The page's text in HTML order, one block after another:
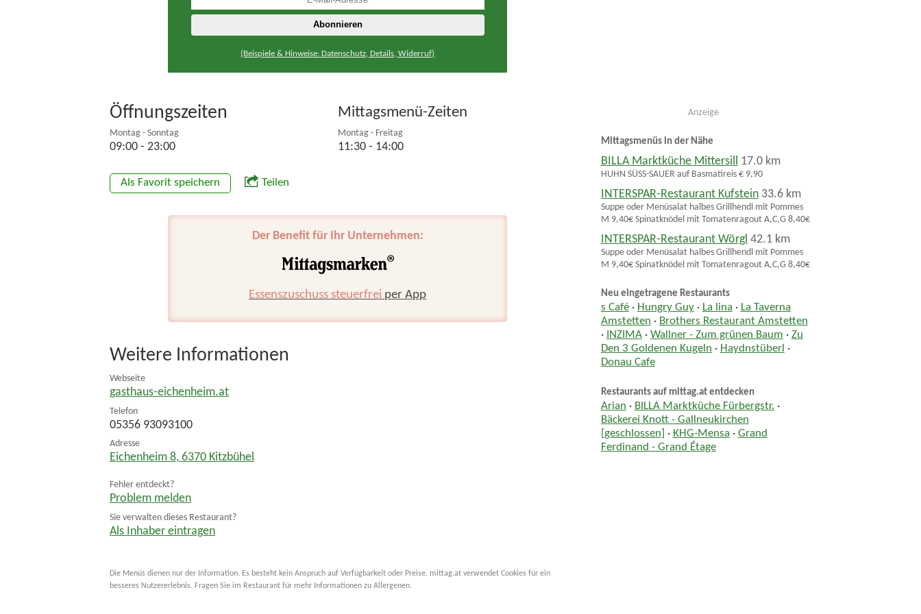
(Beispiele & Hinweise: Datenschutz, Details, Widerruf)
Öffnungszeiten
Montag - Sonntag
09:00 - 23:00
Mittagsmenü-Zeiten
Montag - Freitag
11:30 - 14:00
Als Favorit speichern Teilen
Der Benefit für Ihr Unternehmen:
Essenszuschuss steuerfrei per App
Weitere Informationen
Webseite
gasthaus-eichenheim.at
Telefon
05356 93093100
Adresse
Eichenheim 8, 6370 Kitzbühel
Fehler entdeckt?
Problem melden
Sie verwalten dieses Restaurant?
Als Inhaber eintragen
Die Menüs dienen nur der Information. Es besteht kein Anspruch auf Verfügbarkeit oder Preise. mittag.at verwendet Cookies für ein
besseres Nutzererlebnis. Fragen Sie im Restaurant für mehr Informationen zu Allergenen.
Anzeige
Mittagsmenüs in der Nähe
BILLA Marktküche Mittersill 17.0 km
HUHN SÜSS-SAUER auf Basmatireis € 9,90
INTERSPAR-Restaurant Kufstein 33.6 km
Suppe oder Menüsalat halbes Grillhendl mit Pommes
M 9,40€ Spinatknödel mit Tomatenragout A,C,G 8,40€
INTERSPAR-Restaurant Wörgl 42.1 km
Suppe oder Menüsalat halbes Grillhendl mit Pommes
M 9,40€ Spinatknödel mit Tomatenragout A,C,G 8,40€
Neu eingetragene Restaurants
s Café· Hungry Guy· La lina · La Taverna
Amstetten · Brothers Restaurant Amstetten
· INZIMA· Wallner - Zum grünen Baum · Zu
Den 3 Goldenen Kugeln · Haydnstüberl ·
Donau Cafe
Restaurants auf mittag.at entdecken
Arian · BILLA Marktküche Fürbergstr. ·
Bäckerei Knott - Gallneukirchen
[geschlossen]
· KHG-Mensa · Grand
Ferdinand - Grand Étage